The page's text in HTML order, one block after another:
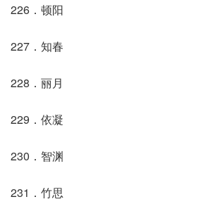
226．顿阳
227．知春
228．丽月
229．依凝
230．智渊
231．竹思